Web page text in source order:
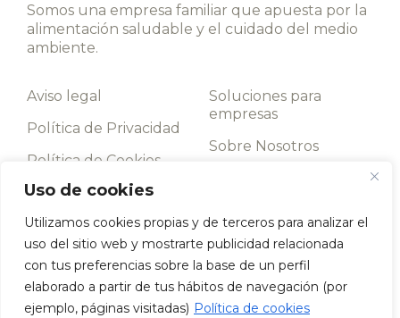
Uso de cookies
Utilizamos cookies propias y de terceros para analizar el
uso del sitio web y mostrarte publicidad relacionada
con tus preferencias sobre la base de un perfil
elaborado a partir de tus hábitos de navegación (por
ejemplo, páginas visitadas) Política de cookies
Somos una empresa familiar que apuesta por la
alimentación saludable y el cuidado del medio
ambiente.
Aviso legal
Política de Privacidad
Política de Cookies
Términos y
Soluciones para
empresas
Sobre Nosotros
Llámanos
952 198 093
Av. de los Boliches, 43, 29640 Fuengirola, Málaga